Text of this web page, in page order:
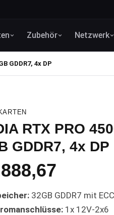
Zubehör Netzwerk
GDDR7, 4x DP
RTX PRO
GDDR7, 4x DP
32GB GDDR7 mit
1x 12V-2x6